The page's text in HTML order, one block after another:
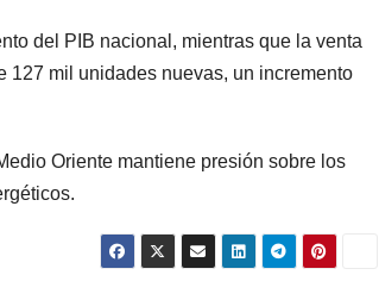
del PIB nacional, mientras que la venta
127 mil unidades nuevas, un incremento
Oriente mantiene presión sobre los